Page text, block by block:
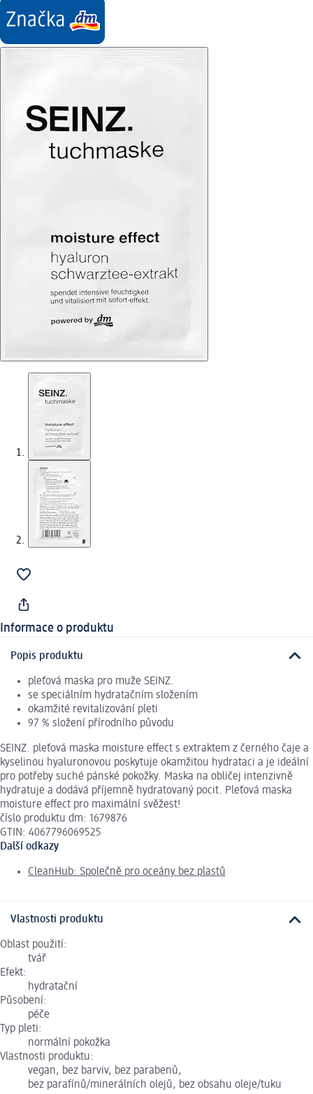
Informace o produktu
Popis produktu
pleťová maska pro muže SEINZ.
se speciálním hydratačním složením
okamžité revitalizování pleti
97 % složení přírodního původu
SEINZ. pleťová maska moisture effect s extraktem z černého čaje a
kyselinou hyaluronovou poskytuje okamžitou hydrataci a je ideální
pro potřeby suché pánské pokožky. Maska na obličej intenzivně
hydratuje a dodává příjemně hydratovaný pocit. Pleťová maska
moisture effect pro maximální svěžest!
číslo produktu dm: 1679876
GTIN: 4067796069525
Další odkazy
CleanHub: Společně pro oceány bez plastů
Vlastnosti produktu
Oblast použití:
tvář
Efekt:
hydratační
Působení:
péče
Typ pleti:
normální pokožka
Vlastnosti produktu:
vegan, bez barviv, bez parabenů,
bez parafínů/minerálních olejů, bez obsahu oleje/tuku